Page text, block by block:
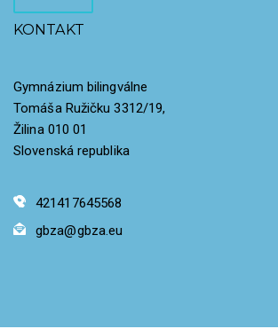
KONTAKT
Gymnázium bilingválne
Tomáša Ružičku 3312/19,
Žilina 010 01
Slovenská republika
421417645568
gbza@gbza.eu